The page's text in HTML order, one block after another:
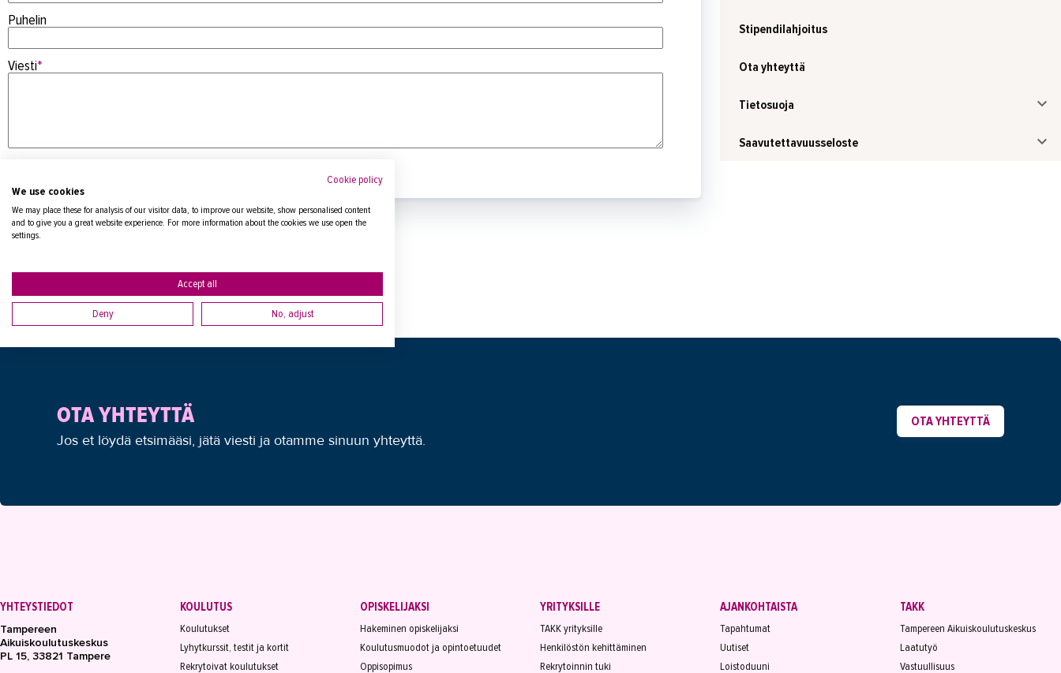
Puhelin
Viesti*
Tietosuojaseloste
Stipendilahjoitus
Ota yhteyttä
Tietosuoja
Saavutettavuusseloste
OTA YHTEYTTÄ
Jos et löydä etsimääsi, jätä viesti ja otamme sinuun yhteyttä.
OTA YHTEYTTÄ
YHTEYSTIEDOT
Tampereen
Aikuiskoulutuskeskus
PL 15, 33821 Tampere
KOULUTUS
Koulutukset
Lyhytkurssit, testit ja kortit
Rekrytoivat koulutukset
OPISKELIJAKSI
Hakeminen opiskelijaksi
Koulutusmuodot ja opintoetuudet
Oppisopimus
YRITYKSILLE
TAKK yrityksille
Henkilöstön kehittäminen
Rekrytoinnin tuki
AJANKOHTAISTA
Tapahtumat
Uutiset
Loistoduuni
TAKK
Tampereen Aikuiskoulutuskeskus
Laatutyö
Vastuullisuus
Cookie policy
We use cookies
We may place these for analysis of our visitor data, to improve our website, show personalised content
and to give you a great website experience. For more information about the cookies we use open the
settings.
Accept all
Deny No, adjust